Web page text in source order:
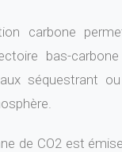
carbone
bas-
séquestrant
de CO2 est